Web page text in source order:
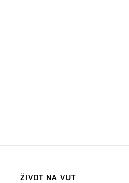
ŽIVOT NA VUT